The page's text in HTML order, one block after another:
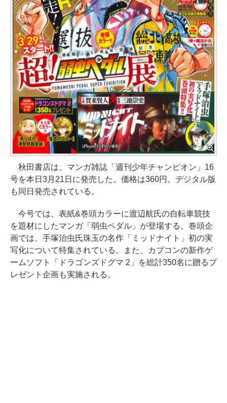
秋田書店は、マンガ雑誌「週刊少年チャンピオン」16
号を本日3月21日に発売した。価格は360円。デジタル版
も同日発売されている。
今号では、表紙&巻頭カラーに渡辺航氏の自転車競技
を題材にしたマンガ「弱虫ペダル」が登場する。巻頭企
画では、手塚治虫氏珠玉の名作「ミッドナイト」初の実
写化について特集されている。また、カプコンの新作ゲ
ームソフト「ドラゴンズドグマ 2」を総計350名に贈るプ
レゼント企画も実施される。